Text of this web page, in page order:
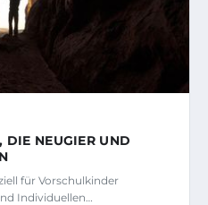
DIE NEUGIER UND
für Vorschulkinder
Individuellen…